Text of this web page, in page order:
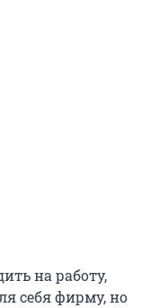
на работу,
себя фирму, но